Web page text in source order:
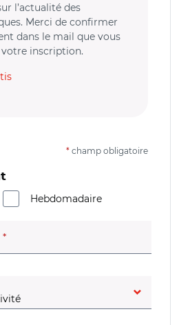
l’actualité des
Merci de confirmer
dans le mail que vous
inscription.
* champ obligatoire
Hebdomadaire
(champ obligatoire)